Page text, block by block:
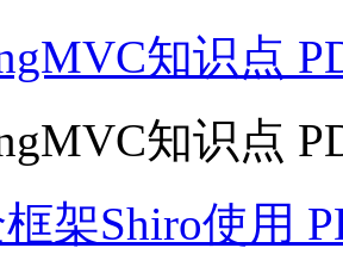
知识点
知识点
架Shiro使用